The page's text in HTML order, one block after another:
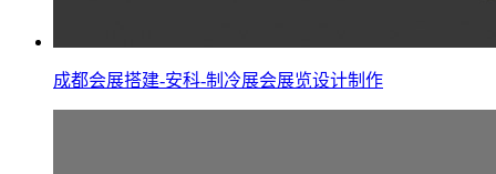
成都会展搭建-安科-制冷展会展览设计制作